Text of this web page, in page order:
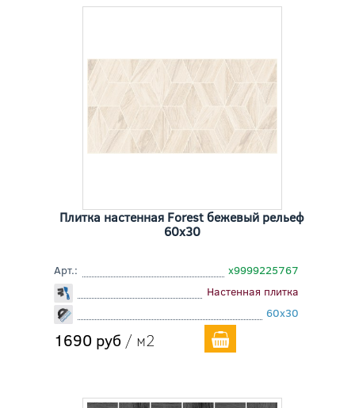
Плитка настенная Forest бежевый рельеф
60x30
Арт.:
х9999225767
Настенная плитка
60x30
1690 руб / м2